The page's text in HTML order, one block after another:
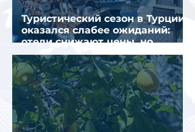
Туристический сезон в Турции
оказался слабее ожиданий:
отели снижают цены, но
загрузка остается низкой